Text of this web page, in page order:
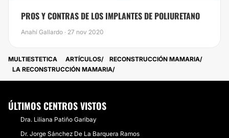
PROS Y CONTRAS DE LOS IMPLANTES DE POLIURETANO
Anahí Gallardo · 27 nov 2020
MULTIESTETICA ARTÍCULOS
RECONSTRUCCIÓN MAMARIA
LA RECONSTRUCCIÓN MAMARIA
ÚLTIMOS CENTROS VISTOS
Dra. Liliana Patiño Garibay
Dr. Jorge Sánchez De La Barquera Ramos